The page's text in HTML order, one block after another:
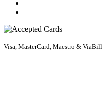
Visa, MasterCard, Maestro & ViaBill